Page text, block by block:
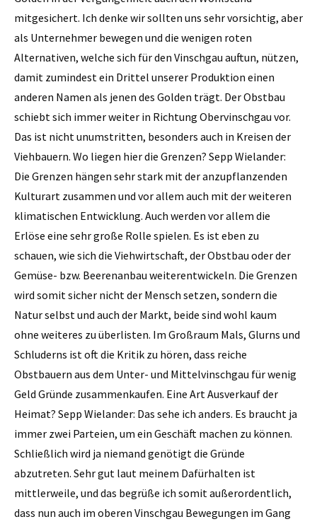
mitgesichert. Ich denke wir sollten uns sehr vorsichtig, aber
als Unternehmer bewegen und die wenigen roten
Alternativen, welche sich für den Vinschgau auftun, nützen,
damit zumindest ein Drittel unserer Produktion einen
anderen Namen als jenen des Golden trägt. Der Obstbau
schiebt sich immer weiter in Richtung Obervinschgau vor.
Das ist nicht unumstritten, besonders auch in Kreisen der
Viehbauern. Wo liegen hier die Grenzen? Sepp Wielander:
Die Grenzen hängen sehr stark mit der anzupflanzenden
Kulturart zusammen und vor allem auch mit der weiteren
klimatischen Entwicklung. Auch werden vor allem die
Erlöse eine sehr große Rolle spielen. Es ist eben zu
schauen, wie sich die Viehwirtschaft, der Obstbau oder der
Gemüse- bzw. Beerenanbau weiterentwickeln. Die Grenzen
wird somit sicher nicht der Mensch setzen, sondern die
Natur selbst und auch der Markt, beide sind wohl kaum
ohne weiteres zu überlisten. Im Großraum Mals, Glurns und
Schluderns ist oft die Kritik zu hören, dass reiche
Obstbauern aus dem Unter- und Mittelvinschgau für wenig
Geld Gründe zusammenkaufen. Eine Art Ausverkauf der
Heimat? Sepp Wielander: Das sehe ich anders. Es braucht ja
immer zwei Parteien, um ein Geschäft machen zu können.
Schließlich wird ja niemand genötigt die Gründe
abzutreten. Sehr gut laut meinem Dafürhalten ist
mittlerweile, und das be­grüße ich somit außerordentlich,
dass nun auch im oberen Vinschgau Bewegungen im Gang